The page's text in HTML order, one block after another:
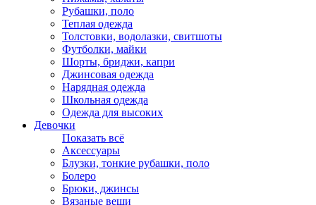
Рубашки, поло
Теплая одежда
Толстовки, водолазки, свитшоты
Футболки, майки
Шорты, бриджи, капри
Джинсовая одежда
Нарядная одежда
Школьная одежда
Одежда для высоких
Девочки
Показать всё
Аксессуары
Блузки, тонкие рубашки, поло
Болеро
Брюки, джинсы
Вязаные вещи